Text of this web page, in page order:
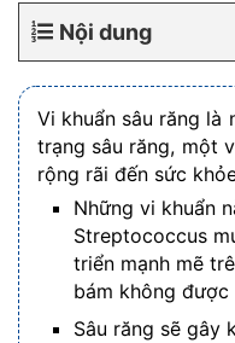
Nội dung
Vi khuẩn sâu răng là
trạng sâu răng, một
rộng rãi đến sức
Những vi khuẩn
Streptococcus
triển mạnh mẽ
bám không được
Sâu răng sẽ gây